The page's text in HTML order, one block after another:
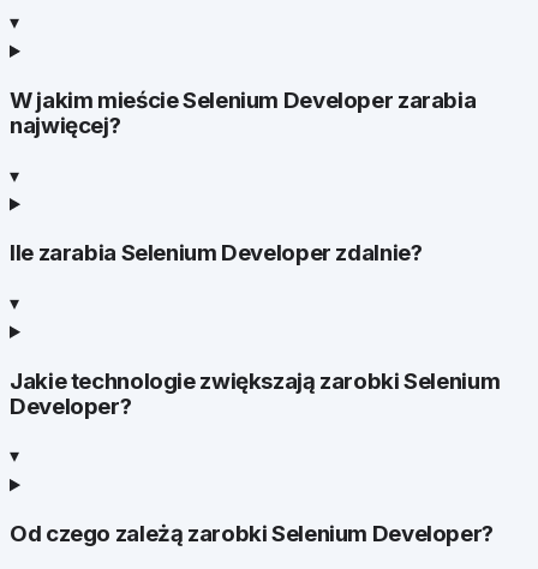
▾
W jakim mieście Selenium Developer zarabia
najwięcej?
▾
Ile zarabia Selenium Developer zdalnie?
▾
Jakie technologie zwiększają zarobki Selenium
Developer?
▾
Od czego zależą zarobki Selenium Developer?